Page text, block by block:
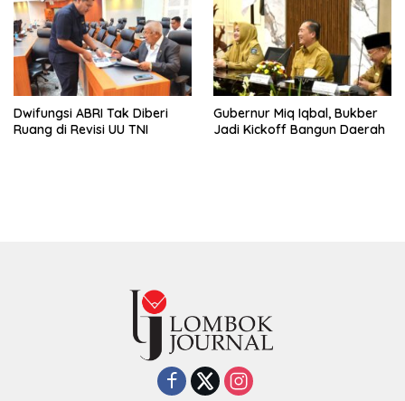
Dwifungsi ABRI Tak Diberi
Ruang di Revisi UU TNI
Gubernur Miq Iqbal, Bukber
Jadi Kickoff Bangun Daerah